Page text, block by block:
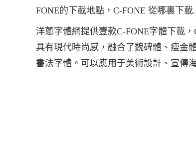
FONE的下載地點，C-FONE 從哪裏下載
洋蔥字體網提供壹款C-FONE字體下載
具有現代時尚感，融合了魏碑體、瘦金
書法字體。可以應用于美術設計、宣傳